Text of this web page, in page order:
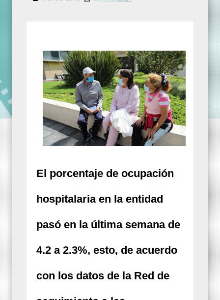
El porcentaje de ocupación
hospitalaria en la entidad
pasó en la última semana de
4.2 a 2.3%, esto, de acuerdo
con los datos de la Red de